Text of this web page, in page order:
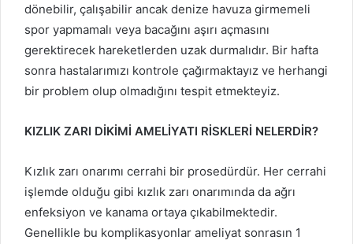
dönebilir, çalışabilir ancak denize havuza girmemeli
spor yapmamalı veya bacağını aşırı açmasını
gerektirecek hareketlerden uzak durmalıdır. Bir hafta
sonra hastalarımızı kontrole çağırmaktayız ve herhangi
bir problem olup olmadığını tespit etmekteyiz.
KIZLIK ZARI DİKİMİ AMELİYATI RİSKLERİ NELERDİR?
Kızlık zarı onarımı cerrahi bir prosedürdür. Her cerrahi
işlemde olduğu gibi kızlık zarı onarımında da ağrı
enfeksiyon ve kanama ortaya çıkabilmektedir.
Genellikle bu komplikasyonlar ameliyat sonrasın 1